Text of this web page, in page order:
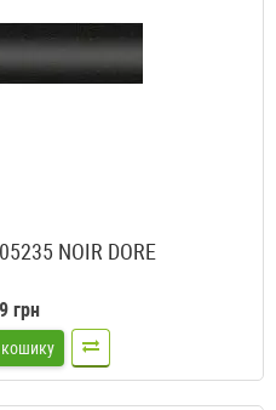
NOIR DORE
грн